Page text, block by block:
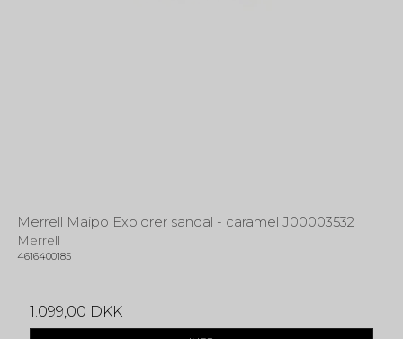
Merrell Maipo Explorer sandal - caramel J00003532
Merrell
4616400185
1.099,00 DKK